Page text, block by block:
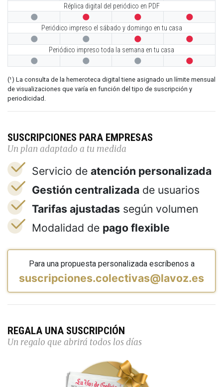
Réplica digital del periódico en PDF
   
Periódico impreso el sábado y domingo en tu casa
   
Periódico impreso toda la semana en tu casa
   
(¹) La consulta de la hemeroteca digital tiene asignado un límite mensual
de visualizaciones que varía en función del tipo de suscripción y
periodicidad.
SUSCRIPCIONES PARA EMPRESAS
Un plan adaptado a tu medida
Servicio de atención personalizada
Gestión centralizada de usuarios
Tarifas ajustadas según volumen
Modalidad de pago flexible
Para una propuesta personalizada escríbenos a
suscripciones.colectivas@lavoz.es
REGALA UNA SUSCRIPCIÓN
Un regalo que abrirá todos los días